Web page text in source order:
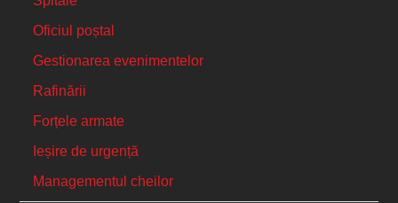
Oficiul poștal
Gestionarea evenimentelor
Rafinării
Forțele armate
Ieșire de urgență
Managementul cheilor